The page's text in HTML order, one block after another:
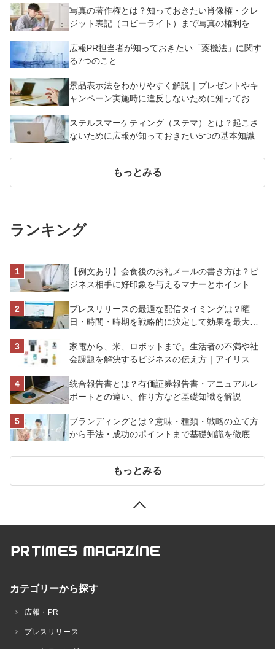
写真の著作権とは？知っておきたい肖像権・クレ
ジット表記（コピーライト）まで写真の権利を解
広報PR担当者が知っておきたい「薬機法」に関す
る7つのこと
景品表示法をわかりやすく解説｜プレゼントやキ
ャンペーン実施時に違反しないために知っておく
ステルスマーケティング（ステマ）とは？起こさ
ないために広報が知っておきたい5つの基本知識
もっとみる
ランキング
【例文あり】会食後のお礼メールの書き方は？ビ
ジネス相手に好印象を与えるマナーとポイントを
プレスリリースの最適な配信タイミングは？曜
日・時間・時期を戦略的に決定して効果を最大化
家電から、米、ロボットまで。生活者の不満や社
会課題を解決するビジネスの伝え方｜アイリスオ
統合報告書とは？有価証券報告書・アニュアルレ
ポートとの違い、作り方など基礎知識を解説
ブランディングとは？意味・種類・戦略の立て方
から手法・成功のポイントまで基礎知識を徹底解
もっとみる
カテゴリーから探す
広報・PR
プレスリリース